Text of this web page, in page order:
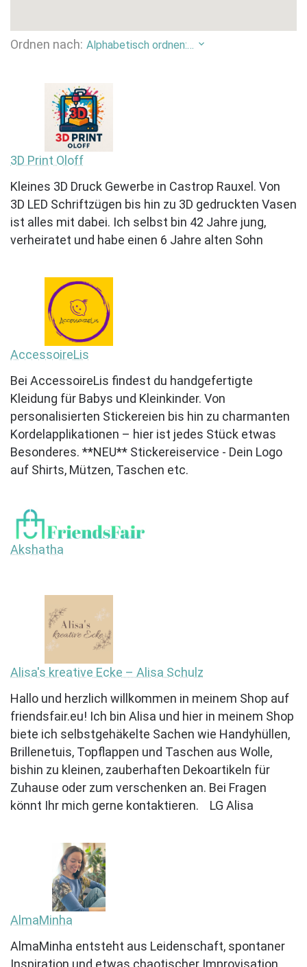
Ordnen nach: Alphabetisch ordnen: von A bis Z
3D Print Oloff
Kleines 3D Druck Gewerbe in Castrop Rauxel. Von
3D LED Schriftzügen bis hin zu 3D gedruckten Vasen
ist alles mit dabei. Ich selbst bin 42 Jahre jung,
verheiratet und habe einen 6 Jahre alten Sohn
AccessoireLis
Bei AccessoireLis findest du handgefertigte
Kleidung für Babys und Kleinkinder. Von
personalisierten Stickereien bis hin zu charmanten
Kordelapplikationen – hier ist jedes Stück etwas
Besonderes. **NEU** Stickereiservice - Dein Logo
auf Shirts, Mützen, Taschen etc.
Akshatha
Alisa's kreative Ecke – Alisa Schulz
Hallo und herzlich willkommen in meinem Shop auf
friendsfair.eu! Ich bin Alisa und hier in meinem Shop
biete ich selbstgehäkelte Sachen wie Handyhüllen,
Brillenetuis, Topflappen und Taschen aus Wolle,
bishin zu kleinen, zauberhaften Dekoartikeln für
Zuhause oder zum verschenken an. Bei Fragen
könnt Ihr mich gerne kontaktieren. LG Alisa
AlmaMinha
AlmaMinha entsteht aus Leidenschaft, spontaner